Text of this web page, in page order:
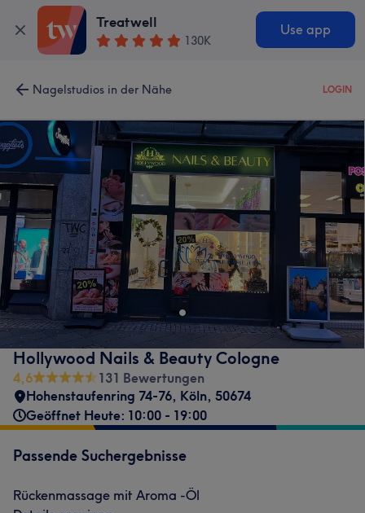
Treatwell
130K
Use app
Nagelstudios in der Nähe LOGIN
Hollywood Nails & Beauty Cologne
4,6
131 Bewertungen
Hohenstaufenring 74-76, Köln, 50674
Geöffnet Heute: 10:00 - 19:00
Passende Suchergebnisse
Rückenmassage mit Aroma -Öl